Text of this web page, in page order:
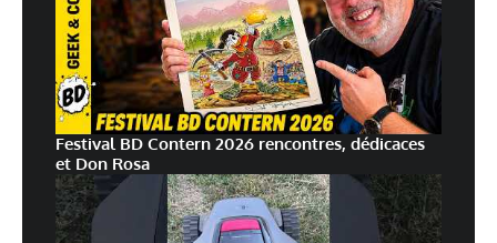
Festival BD Contern 2026 rencontres, dédicaces
et Don Rosa